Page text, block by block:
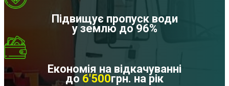
Підвищує пропуск води
у землю до 96%
Економія на відкачуванні
до 6'500грн. на рік